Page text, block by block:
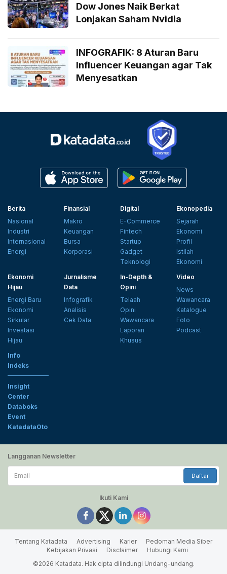
Dow Jones Naik Berkat
Lonjakan Saham Nvidia
INFOGRAFIK: 8 Aturan Baru
Influencer Keuangan agar Tak
Menyesatkan
Berita
Nasional
Industri
Internasional
Energi
Finansial
Makro
Keuangan
Bursa
Korporasi
Digital
E-Commerce
Fintech
Startup
Gadget
Teknologi
Ekonopedia
Sejarah
Ekonomi
Profil
Istilah
Ekonomi
Ekonomi
Hijau
Energi Baru
Ekonomi
Sirkular
Investasi
Hijau
Jurnalisme
Data
Infografik
Analisis
Cek Data
In-Depth &
Opini
Telaah
Opini
Wawancara
Laporan
Khusus
Video
News
Wawancara
Katalogue
Foto
Podcast
Info
Indeks
Insight
Center
Databoks
Event
KatadataOto
Langganan Newsletter
Email
Daftar
Ikuti Kami
Tentang Katadata Advertising Karier
Pedoman Media Siber
Kebijakan Privasi
Disclaimer
Hubungi Kami
©2026 Katadata. Hak cipta dilindungi Undang-undang.